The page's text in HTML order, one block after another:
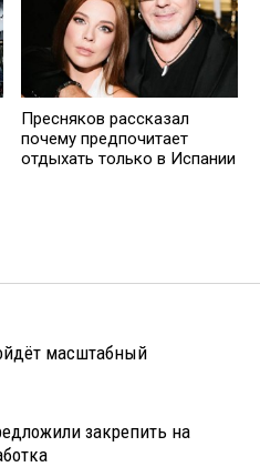
Пресняков рассказал
почему предпочитает
отдыхать только в Испании
масштабный
закрепить на